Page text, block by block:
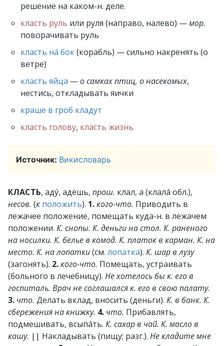
решение на каком-н. деле.
класть руль или руля (направо, налево) —мор.
поворачивать руль
класть на́ бок(корабль) — сильно накренять (о
ветре)
класть яйца —о самках птиц, о насекомых,
нестись, откладывать яички
краше в гроб кладут
класть голову, класть жизнь
Источник: Викисловарь
КЛАСТЬ, аду́, адёшь, прош. клал, а (клала́ обл.),
несов. (к положить). 1.кого-что. Приводить в
лежачее положение, помещать куда-н. в лежачем
положении. К. снопы. К. деньги на стол. К. раненого
на носилки. К. белье в комод. К. платок в карман. К. на
место. К. на лопатки(см. лопатка). К. шар в лузу
(загонять). 2.кого-что. Помещать, устраивать
(больного в лечебницу). Не хотелось бы к. его в
госпиталь. Врач не соглашался к. его в свою палату.
3. что. Делать вклад, вносить (деньги). К. в банк. К.
сбережения на книжку. 4. что. Прибавлять,
подмешивать, всыпа́ть. К. сахар в чай. К. масло в
кашу. || Накладывать (пищу; разг.). Не кладите мне